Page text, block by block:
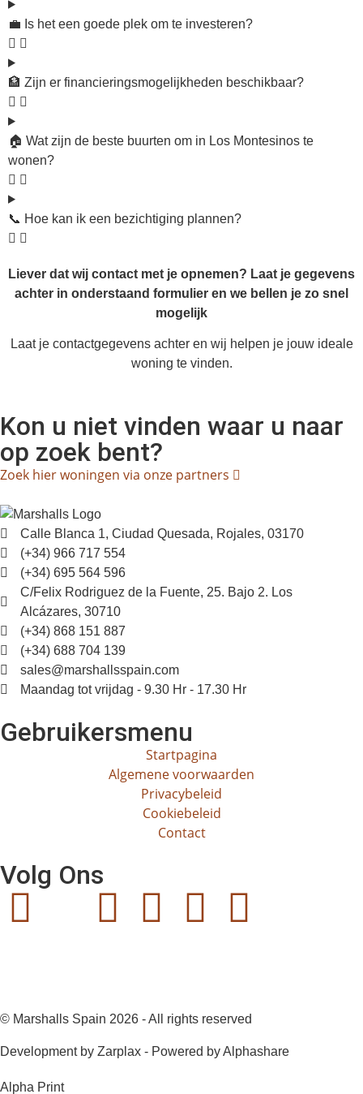
💼 Is het een goede plek om te investeren?
🏦 Zijn er financieringsmogelijkheden beschikbaar?
🏠 Wat zijn de beste buurten om in Los Montesinos te
wonen?
📞 Hoe kan ik een bezichtiging plannen?
Liever dat wij contact met je opnemen? Laat je gegevens
achter in onderstaand formulier en we bellen je zo snel
mogelijk
Laat je contactgegevens achter en wij helpen je jouw ideale
woning te vinden.
Kon u niet vinden waar u naar
op zoek bent?
Zoek hier woningen via onze partners
Calle Blanca 1, Ciudad Quesada, Rojales, 03170
(+34) 966 717 554
(+34) 695 564 596
C/Felix Rodriguez de la Fuente, 25. Bajo 2. Los
Alcázares, 30710
(+34) 868 151 887
(+34) 688 704 139
sales@marshallsspain.com
Maandag tot vrijdag - 9.30 Hr - 17.30 Hr
Gebruikersmenu
Startpagina
Algemene voorwaarden
Privacybeleid
Cookiebeleid
Contact
Volg Ons
© Marshalls Spain 2026 - All rights reserved
Development by Zarplax - Powered by Alphashare
Alpha Print